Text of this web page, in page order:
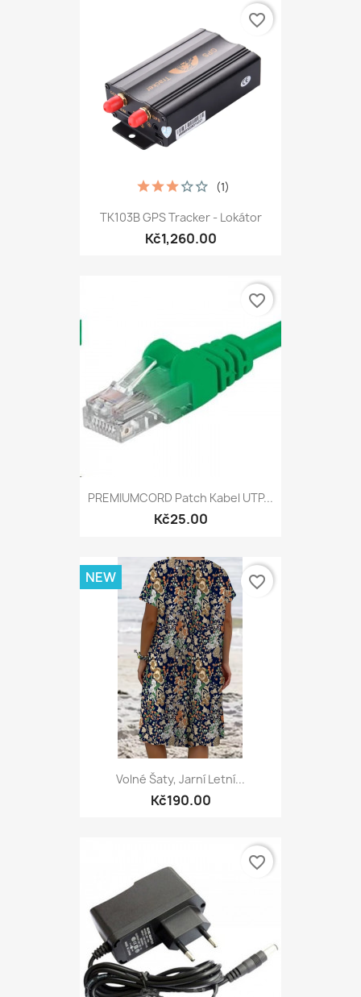
TK103B GPS Tracker - Lokátor
Kč1,260.00
(1)
favorite_border
PREMIUMCORD Patch Kabel UTP...
Kč25.00
favorite_border
Volné Šaty, Jarní Letní...
Kč190.00
NEW favorite_border
favorite_border